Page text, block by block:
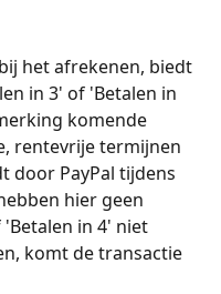
het afrekenen, biedt
in 3' of 'Betalen in
komende
rentevrije termijnen
door PayPal tijdens
hier geen
in 4' niet
komt de transactie